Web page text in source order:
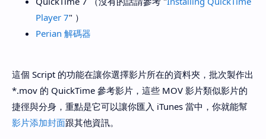
Player 7" ）
Perian 解碼器
這個 Script 的功能在讓你選擇影片所在的資料夾，批次製作出
*.mov 的 QuickTime 參考影片，這些 MOV 影片類似影片的
捷徑與分身，重點是它可以讓你匯入 iTunes 當中，你就能幫
影片添加封面跟其他資訊。